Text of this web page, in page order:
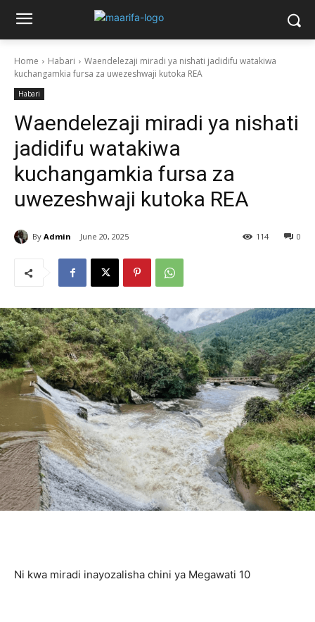
Home Habari
Waendelezaji miradi ya nishati jadidifu watakiwa
kuchangamkia fursa za uwezeshwaji kutoka REA
Habari
Waendelezaji miradi ya nishati
jadidifu watakiwa
kuchangamkia fursa za
uwezeshwaji kutoka REA
By Admin June 20, 2025 0
114
Ni kwa miradi inayozalisha chini ya Megawati 10